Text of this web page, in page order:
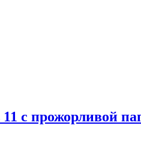
с прожорливой